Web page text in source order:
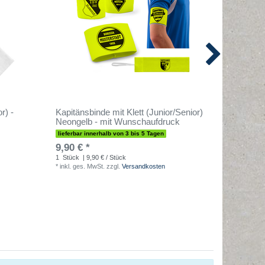
-
Kapitänsbinde mit Klett (Junior/Senior)
Neongelb - mit Wunschaufdruck
lieferbar innerhalb von 3 bis 5 Tagen
9,90 € *
1 Stück
| 9,90 € / Stück
* inkl. ges. MwSt. zzgl. Versandkosten
T-PRO
Farben
0,00 €
Stück